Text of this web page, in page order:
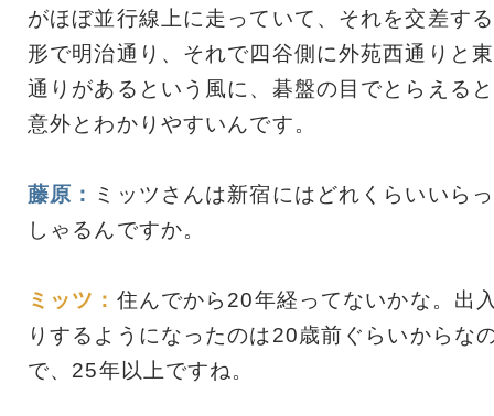
がほぼ並行線上に走っていて、それを交差する
形で明治通り、それで四谷側に外苑西通りと東
通りがあるという風に、碁盤の目でとらえると
意外とわかりやすいんです。
藤原： ミッツさんは新宿にはどれくらいいらっ
しゃるんですか。
ミッツ： 住んでから20年経ってないかな。出
りするようになったのは20歳前ぐらいからな
で、25年以上ですね。